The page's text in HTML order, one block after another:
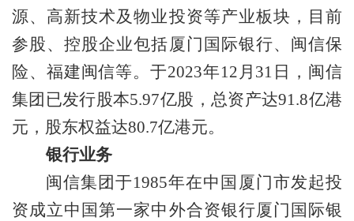
源、高新技术及物业投资等产业板块，目前
参股、控股企业包括厦门国际银行、闽信保
险、福建闽信等。于2023年12月31日，闽信
集团已发行股本5.97亿股，总资产达91.8亿港
元，股东权益达80.7亿港元。
银行业务
闽信集团于1985年在中国厦门市发起投
资成立中国第一家中外合资银行厦门国际银